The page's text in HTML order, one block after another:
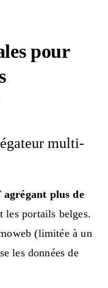
pour
multi-
plus de
les portails belges.
(limitée à un
les données de